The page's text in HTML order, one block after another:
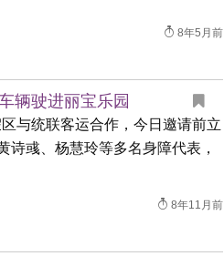
8年5月前
辆驶进丽宝乐园
与统联客运合作，今日邀请前立
诗彧、杨慧玲等多名身障代表，
8年11月前